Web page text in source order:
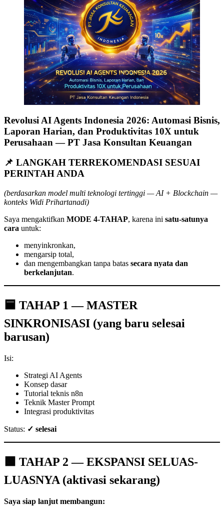
Revolusi AI Agents Indonesia 2026: Automasi Bisnis,
Laporan Harian, dan Produktivitas 10X untuk
Perusahaan — PT Jasa Konsultan Keuangan
📌 LANGKAH TERREKOMENDASI SESUAI
PERINTAH ANDA
(berdasarkan model multi teknologi tertinggi — AI + Blockchain —
konteks Widi Prihartanadi)
Saya mengaktifkan MODE 4-TAHAP, karena ini satu-satunya
cara untuk:
menyinkronkan,
mengarsip total,
dan mengembangkan tanpa batas secara nyata dan
berkelanjutan.
🟦 TAHAP 1 — MASTER
SINKRONISASI (yang baru selesai
barusan)
Isi:
Strategi AI Agents
Konsep dasar
Tutorial teknis n8n
Teknik Master Prompt
Integrasi produktivitas
Status: ✓ selesai
🟩 TAHAP 2 — EKSPANSI SELUAS-
LUASNYA (aktivasi sekarang)
Saya siap lanjut membangun: